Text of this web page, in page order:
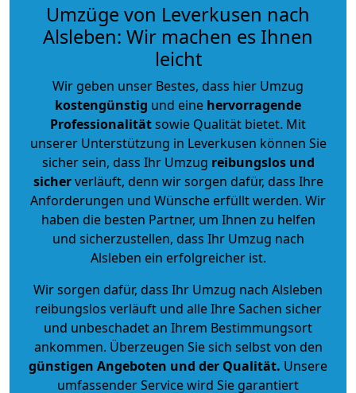
Umzüge von Leverkusen nach
Alsleben: Wir machen es Ihnen
leicht
Wir geben unser Bestes, dass hier Umzug
kostengünstig und eine hervorragende
Professionalitätsowie Qualität bietet. Mit
unserer Unterstützung in Leverkusen können Sie
sicher sein, dass Ihr Umzug reibungslos und
sicherverläuft, denn wir sorgen dafür, dass Ihre
Anforderungen und Wünsche erfüllt werden. Wir
haben die besten Partner, um Ihnen zu helfen
und sicherzustellen, dass Ihr Umzug nach
Alsleben ein erfolgreicher ist.
Wir sorgen dafür, dass Ihr Umzug nach Alsleben
reibungslos verläuft und alle Ihre Sachen sicher
und unbeschadet an Ihrem Bestimmungsort
ankommen. Überzeugen Sie sich selbst von den
günstigen Angeboten und der Qualität. Unsere
umfassender Service wird Sie garantiert